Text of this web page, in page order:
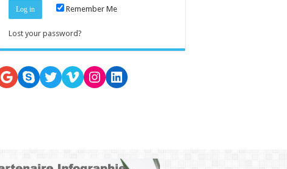
Remember Me
Lost your password?
Google
SkypeTwitter
VimeoInstagram
LinkedIn